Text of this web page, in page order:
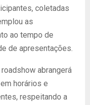
coletadas
as
ao tempo de
de apresentações.
abrangerá
horários e
respeitando a